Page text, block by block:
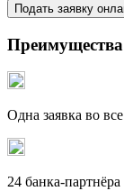
Подать заявку
Одна заявка во
24 банка-партнёра